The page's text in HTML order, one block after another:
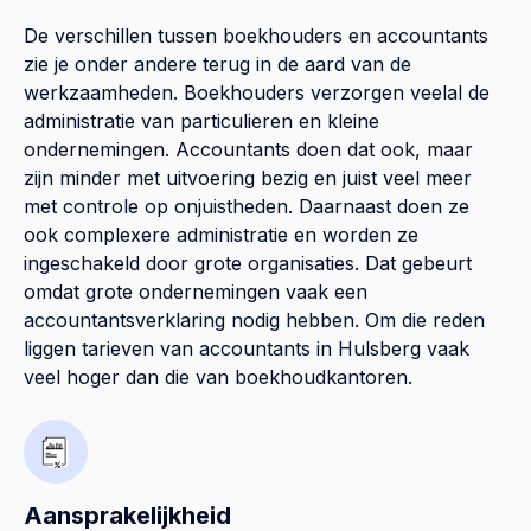
De verschillen tussen boekhouders en accountants
zie je onder andere terug in de aard van de
werkzaamheden. Boekhouders verzorgen veelal de
administratie van particulieren en kleine
ondernemingen. Accountants doen dat ook, maar
zijn minder met uitvoering bezig en juist veel meer
met controle op onjuistheden. Daarnaast doen ze
ook complexere administratie en worden ze
ingeschakeld door grote organisaties. Dat gebeurt
omdat grote ondernemingen vaak een
accountantsverklaring nodig hebben. Om die reden
liggen tarieven van accountants in Hulsberg vaak
veel hoger dan die van boekhoudkantoren.
Aansprakelijkheid